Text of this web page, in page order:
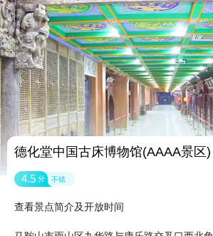
德化堂中国古床博物馆(AAAA景区)
4.5 分 不错
查看景点简介及开放时间
